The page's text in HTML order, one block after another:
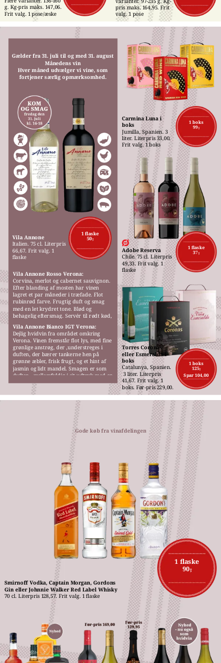
g. Kg-pris maks. 147,06.
Frit valg. 1 pose/æske
pris maks. 164,95. Frit
valg. 1 pose
1 flaske
50,-
Vila Annone
Italien. 75 cl. Literpris
66,67. Frit valg. 1
flaske
1 boks
99,-
Carmina Luna i
boks
Jumilla, Spanien. 3
liter. Literpris 33,00.
Frit valg. 1 boks
1 flaske
37,-
Adobe Reserva
Chile. 75 cl. Literpris
49,33. Frit valg. 1
flaske
Gælder fra 31. juli til og med 31. august
Månedens vin
Hver måned udvælger vi vine, som
fortjener særlig opmærksomhed.
1 boks
125,-
Spar 104,00
Torres Coronas
eller Esmeralda i
boks
Catalunya, Spanien.
3 liter. Literpris
41,67. Frit valg. 1
boks. Før-pris 229,00.
Vila Annone Rosso Verona:
Corvina, merlot og cabernet sauvignon.
Efter blanding af mosten har vinen
lagret et par måneder i træfade. Flot
rubinrød farve. Frugtig duft og smag
med en let krydret tone. Blød og
behagelig eftersmag. Servér til rødt kød,
Vila Annone Bianco IGT Verona:
Dejlig hvidvin fra området omkring
Verona. Vinen fremstår flot lys, med fine
grønlige anstrøg, der ,understreges i
duften, der bærer tankerne hen på
grønne æbler, frisk frugt, og et hint af
jasmin og lidt mandel. Smagen er som
duften,  mellemfyldig i sit udtryk med en
behagelig blødhed.
1 flaske
90,-
Smirnoff Vodka, Captain Morgan, Gordons
Gin eller Johnnie Walker Red Label Whisky
70 cl. Literpris 128,57. Frit valg. 1 flaske
Gode køb fra vinafdelingen